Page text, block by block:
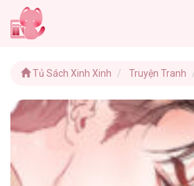
Tủ Sách Xinh Xinh Truyện Tranh